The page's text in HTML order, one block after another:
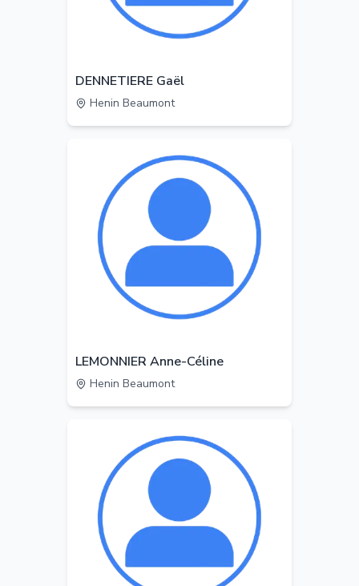
DENNETIERE Gaël
Henin Beaumont
LEMONNIER Anne-Céline
Henin Beaumont